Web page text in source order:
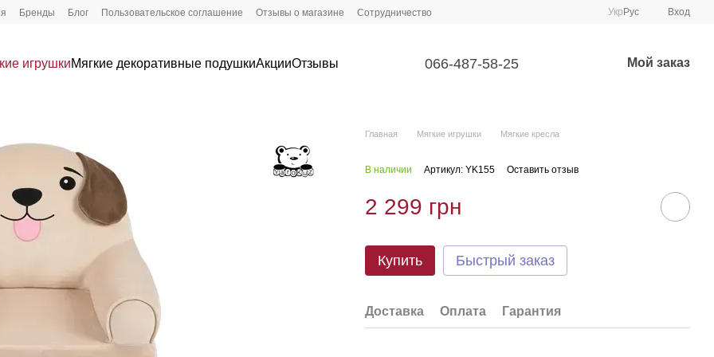
Бренды Блог Пользовательское соглашение Отзывы о магазине Сотрудничество Укр Рус Вход
игрушкиМягкие декоративные подушкиАкцииОтзывы 066-487-58-25 Мой заказ
Главная Мягкие игрушки Мягкие кресла
В наличии Артикул: YK155 Оставить отзыв
2 299 грн
Купить Быстрый заказ
Доставка Оплата Гарантия